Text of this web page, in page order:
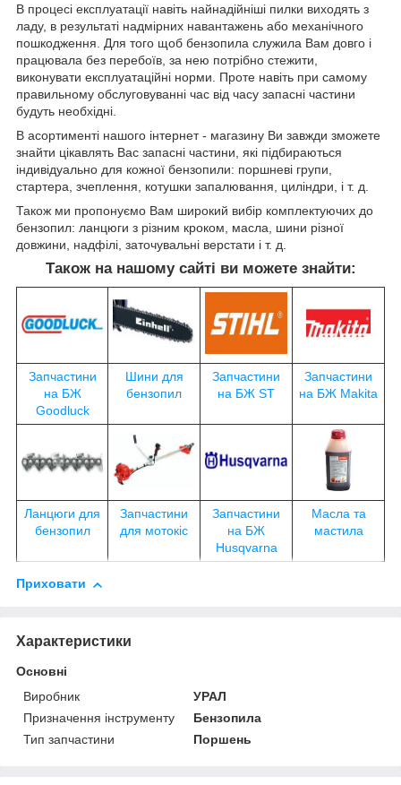
В процесі експлуатації навіть найнадійніші пилки виходять з
ладу, в результаті надмірних навантажень або механічного
пошкодження. Для того щоб бензопила служила Вам довго і
працювала без перебоїв, за нею потрібно стежити,
виконувати експлуатаційні норми. Проте навіть при самому
правильному обслуговуванні час від часу запасні частини
будуть необхідні.
В асортименті нашого інтернет - магазину Ви завжди зможете
знайти цікавлять Вас запасні частини, які підбираються
індивідуально для кожної бензопили: поршневі групи,
стартера, зчеплення, котушки запалювання, циліндри, і т. д.
Також ми пропонуємо Вам широкий вибір комплектуючих до
бензопил: ланцюги з різним кроком, масла, шини різної
довжини, надфілі, заточувальні верстати і т. д.
Також на нашому сайті ви можете знайти:
Запчастини
на БЖ
Goodluck
Шини для
бензопил
Запчастини
на БЖ ST
Запчастини
на БЖ Makita
Ланцюги для
бензопил
Запчастини
для мотокіс
Запчастини
на БЖ
Husqvarna
Масла та
мастила
Приховати
Характеристики
Основні
Виробник
УРАЛ
Призначення інструменту
Бензопила
Тип запчастини
Поршень